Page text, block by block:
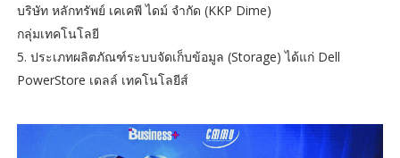
บริษัท หลักทรัพย์ เคเคพี ไดม์ จำกัด (KKP Dime)
กลุ่มเทคโนโลยี
5. ประเภทผลิตภัณฑ์ระบบจัดเก็บข้อมูล (Storage) ได้แก่ Dell
PowerStore เดลล์ เทคโนโลยีส์